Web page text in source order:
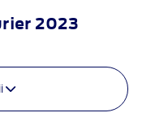
2023